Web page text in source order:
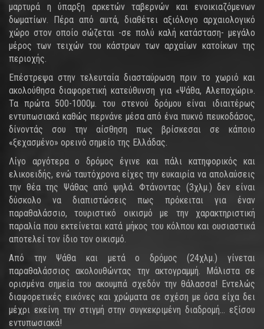
μαρτυρά η ύπαρξη αρκετών ταβερνών και ενοικιαζόμενων
δωματίων. Πέρα από αυτά, διαθέτει αξιόλογο αρχαιολογικό
χώρο στον οποίο σώζεται -σε πολύ καλή κατάσταση- μεγάλο
μέρος των τειχών του κάστρων των αρχαίων κατοίκων της
περιοχής.
Επέστρεψα στην τελευταία διασταύρωση πριν το χωριό και
ακολούθησα διαφορετική κατεύθυνση για «Ψάθα, Αλεποχώρι».
Τα πρώτα 500-1000μ. του στενού δρόμου είναι ιδιαιτέρως
εντυπωσιακά καθώς περνάνε μέσα από ένα πυκνό πευκοδάσος,
δίνοντάς σου την αίσθηση πως βρίσκεσαι σε κάποιο
«ξεχασμένο» ορεινό σημείο της Ελλάδας.
Λίγο αργότερα ο δρόμος έγινε και πάλι κατηφορικός και
ελικοειδής, ενώ ταυτόχρονα είχες την ευκαιρία να απολαύσεις
την θέα της Ψάθας από ψηλά. Φτάνοντας (3χλμ.) δεν είναι
δύσκολο να διαπιστώσεις πως πρόκειται για έναν
παραθαλάσσιο, τουριστικό οικισμό με την χαρακτηριστική
παραλία που εκτείνεται κατά μήκος του κόλπου και ουσιαστικά
αποτελεί τον ίδιο τον οικισμό.
Από την Ψάθα και μετά ο δρόμος (24χλμ.) γίνεται
παραθαλάσσιος ακολουθώντας την ακτογραμμή. Μάλιστα σε
ορισμένα σημεία του ακουμπά σχεδόν την θάλασσα! Εντελώς
διαφορετικές εικόνες και χρώματα σε σχέση με όσα είχα δει
μέχρι εκείνη την στιγμή στην συγκεκριμένη διαδρομή… εξίσου
εντυπωσιακά!